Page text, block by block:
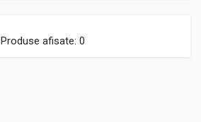
Produse afisate: 0